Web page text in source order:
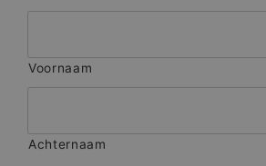
Voornaam
Achternaam